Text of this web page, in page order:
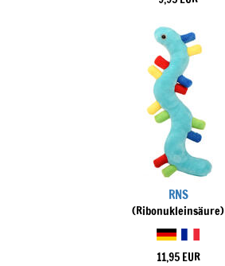
RNS
(Ribonukleinsäure)
11,95 EUR